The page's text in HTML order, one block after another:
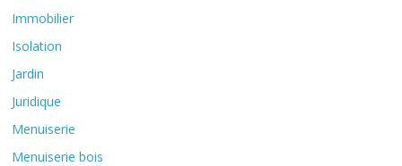
Immobilier
Isolation
Jardin
Juridique
Menuiserie
Menuiserie bois